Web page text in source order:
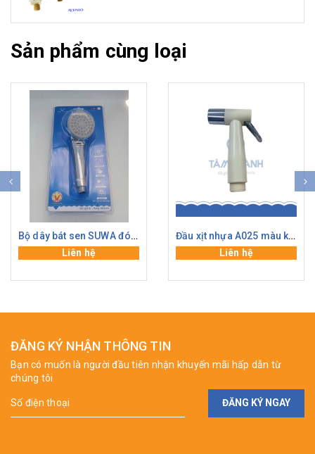
Sản phẩm cùng loại
Bộ dây bát sen SUWA đóng vỉ S2025 - TS10
Liên hệ
Đầu xịt nhựa A025 màu kem
Liên hệ
ĐĂNG KÝ NHẬN THÔNG TIN
Bạn có muốn là người đầu tiên nhận khuyến mãi hấp dẫn từ
chúng tôi
ĐĂNG KÝ NGAY